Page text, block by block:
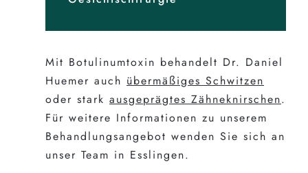
Mit Botulinumtoxin behandelt Dr. Daniel
Huemer auch übermäßiges Schwitzen
oder stark ausgeprägtes Zähneknirschen.
Für weitere Informationen zu unserem
Behandlungsangebot wenden Sie sich an
unser Team in Esslingen.